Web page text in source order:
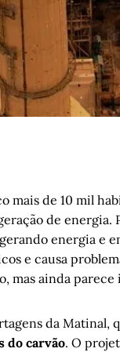
mais de 10 mil
de energia.
energia e
e causa
mas ainda parece
da Matinal,
do carvão. O